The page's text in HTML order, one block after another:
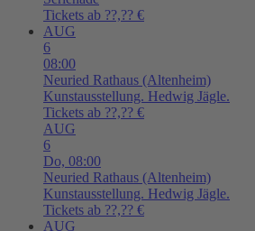
Tickets ab ??,?? €
AUG
6
08:00
Neuried Rathaus (Altenheim)
Kunstausstellung. Hedwig Jägle.
Tickets ab ??,?? €
AUG
6
Do, 08:00
Neuried Rathaus (Altenheim)
Kunstausstellung. Hedwig Jägle.
Tickets ab ??,?? €
AUG